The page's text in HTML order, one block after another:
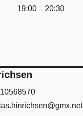
19:00 – 20:30